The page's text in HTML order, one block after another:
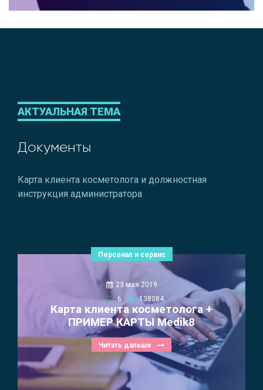
АКТУАЛЬНАЯ ТЕМА
Документы
Карта клиента косметолога и должностная
инструкция администратора
Персонал и сервис
23 мая 2019
6
138084
Карта клиента косметолога +
ПРИМЕР КАРТЫ Medik8
Читать дальше